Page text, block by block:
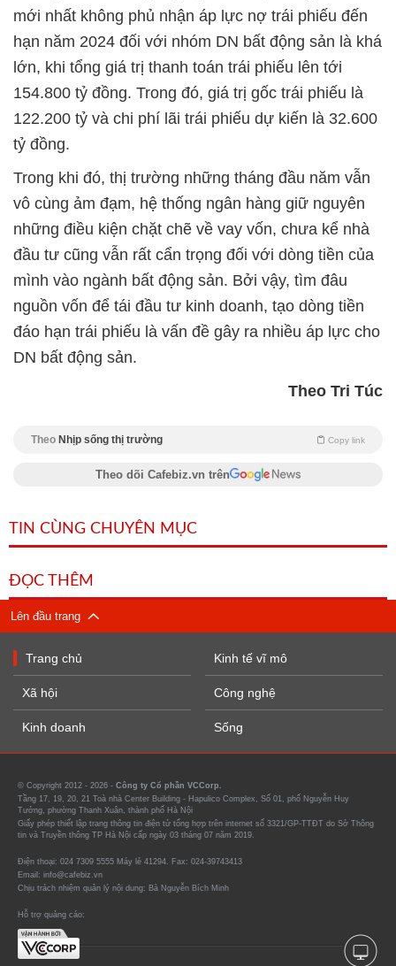
mới nhất không phủ nhận áp lực nợ trái phiếu đến
hạn năm 2024 đối với nhóm DN bất động sản là khá
lớn, khi tổng giá trị thanh toán trái phiếu lên tới
154.800 tỷ đồng. Trong đó, giá trị gốc trái phiếu là
122.200 tỷ và chi phí lãi trái phiếu dự kiến là 32.600
tỷ đồng.
Trong khi đó, thị trường những tháng đầu năm vẫn
vô cùng ảm đạm, hệ thống ngân hàng giữ nguyên
những điều kiện chặt chẽ về vay vốn, chưa kể nhà
đầu tư cũng vẫn rất cẩn trọng đối với dòng tiền của
mình vào ngành bất động sản. Bởi vậy, tìm đâu
nguồn vốn để tái đầu tư kinh doanh, tạo dòng tiền
đáo hạn trái phiếu là vấn đề gây ra nhiều áp lực cho
DN bất động sản.
Theo Tri Túc
Theo Nhịp sống thị trường Copy link
Theo dõi Cafebiz.vn trên
TIN CÙNG CHUYÊN MỤC
ĐỌC THÊM
Lên đầu trang
Trang chủ
Xã hội
Kinh doanh
Kinh tế vĩ mô
Công nghệ
Sống
© Copyright 2012 - 2026 - Công ty Cổ phần VCCorp.
Tầng 17, 19, 20, 21 Toà nhà Center Building - Hapulico Complex, Số 01, phố Nguyễn Huy
Tưởng, phường Thanh Xuân, thành phố Hà Nội
Giấy phép thiết lập trang thông tin điện tử tổng hợp trên internet số 3321/GP-TTĐT do Sở Thông
tin và Truyền thông TP Hà Nội cấp ngày 03 tháng 07 năm 2019.
Điện thoại: 024 7309 5555 Máy lẻ 41294. Fax: 024-39743413
Email: info@cafebiz.vn
Chịu trách nhiệm quản lý nội dung: Bà Nguyễn Bích Minh
Hỗ trợ quảng cáo: